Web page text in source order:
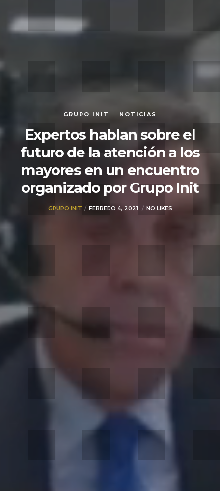
GRUPO INIT NOTICIAS
Expertos hablan sobre el
futuro de la atención a los
mayores en un encuentro
organizado por Grupo Init
GRUPO INIT FEBRERO 4, 2021 NO LIKES